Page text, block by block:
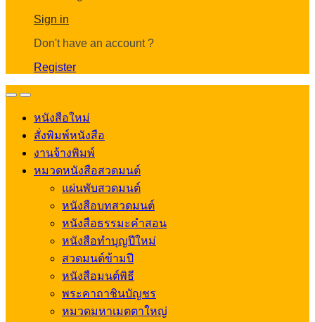
Sign in
Don't have an account ?
Register
OpenClose
หนังสือใหม่
สั่งพิมพ์หนังสือ
งานจ้างพิมพ์
หมวดหนังสือสวดมนต์
แผ่นพับสวดมนต์
หนังสือบทสวดมนต์
หนังสือธรรมะคำสอน
หนังสือทำบุญปีใหม่
สวดมนต์ข้ามปี
หนังสือมนต์พิธี
พระคาถาชินบัญชร
หมวดมหาเมตตาใหญ่